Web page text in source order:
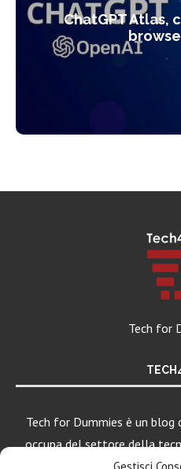
ChatGPT Atlas,
Tech for
Tech for Dummies è un blog
occupa del settore della